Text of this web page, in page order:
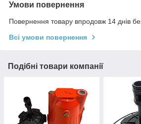
Умови повернення
Повернення товару впродовж 14 днів
Всі умови повернення
Подібні товари компанії